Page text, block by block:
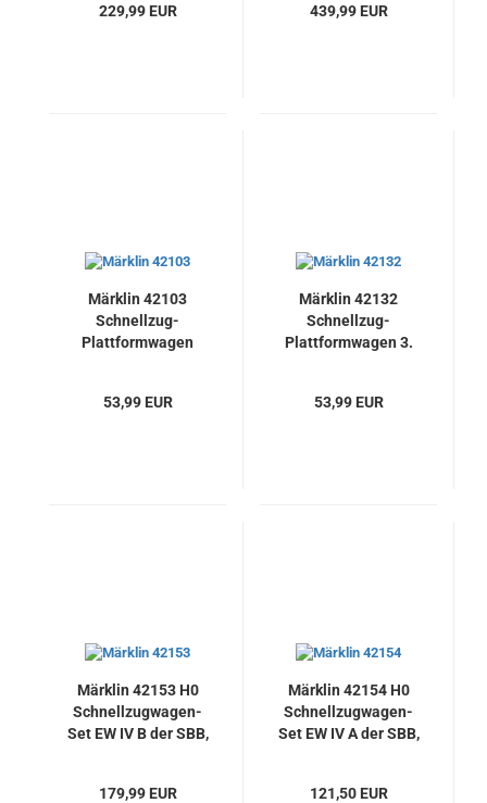
229,99 EUR
439,99 EUR
Märklin 42103
Schnellzug-
Plattformwagen
53,99 EUR
Märklin 42132
Schnellzug-
Plattformwagen 3.
53,99 EUR
Märklin 42153 H0
Schnellzugwagen-
Set EW IV B der SBB,
179,99 EUR
Märklin 42154 H0
Schnellzugwagen-
Set EW IV A der SBB,
121,50 EUR